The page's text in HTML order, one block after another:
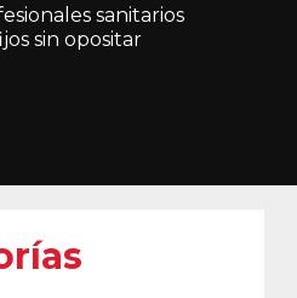
sanitarios
sin opositar